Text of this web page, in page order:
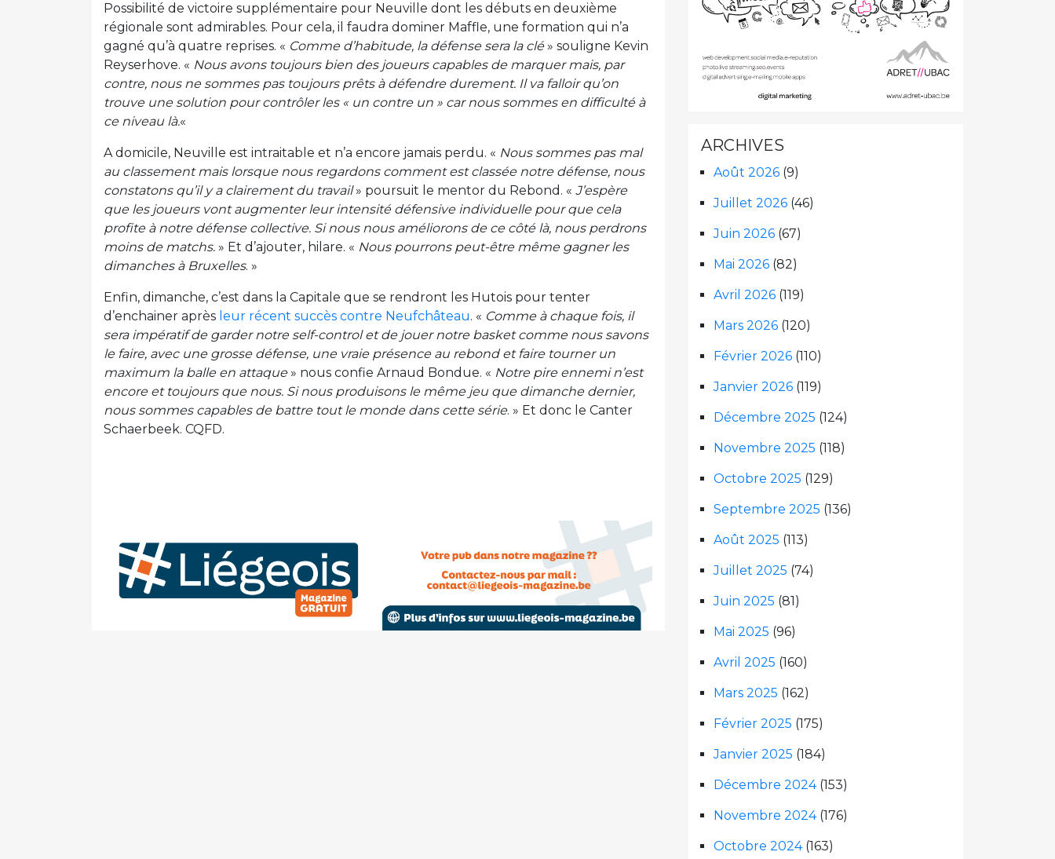
Possibilité de victoire supplémentaire pour Neuville dont les débuts en deuxième
régionale sont admirables. Pour cela, il faudra dominer Maffle, une formation qui n’a
gagné qu’à quatre reprises. « Comme d’habitude, la défense sera la clé» souligne Kevin
Reyserhove. « Nous avons toujours bien des joueurs capables de marquer mais, par
contre, nous ne sommes pas toujours prêts à défendre durement. Il va falloir qu’on
trouve une solution pour contrôler les « un contre un » car nous sommes en difficulté à
ce niveau là.«
A domicile, Neuville est intraitable et n’a encore jamais perdu. « Nous sommes pas mal
au classement mais lorsque nous regardons comment est classée notre défense, nous
constatons qu’il y a clairement du travail» poursuit le mentor du Rebond. « J’espère
que les joueurs vont augmenter leur intensité défensive individuelle pour que cela
profite à notre défense collective. Si nous nous améliorons de ce côté là, nous perdrons
moins de matchs. » Et d’ajouter, hilare. « Nous pourrons peut-être même gagner les
dimanches à Bruxelles. »
Enfin, dimanche, c’est dans la Capitale que se rendront les Hutois pour tenter
d’enchainer après leur récent succès contre Neufchâteau. « Comme à chaque fois, il
sera impératif de garder notre self-control et de jouer notre basket comme nous savons
le faire, avec une grosse défense, une vraie présence au rebond et faire tourner un
maximum la balle en attaque» nous confie Arnaud Bondue. « Notre pire ennemi n’est
encore et toujours que nous. Si nous produisons le même jeu que dimanche dernier,
nous sommes capables de battre tout le monde dans cette série. » Et donc le Canter
Schaerbeek. CQFD.
ARCHIVES
Août 2026 (9)
Juillet 2026 (46)
Juin 2026 (67)
Mai 2026 (82)
Avril 2026 (119)
Mars 2026 (120)
Février 2026 (110)
Janvier 2026 (119)
Décembre 2025 (124)
Novembre 2025 (118)
Octobre 2025 (129)
Septembre 2025 (136)
Août 2025 (113)
Juillet 2025 (74)
Juin 2025 (81)
Mai 2025 (96)
Avril 2025 (160)
Mars 2025 (162)
Février 2025 (175)
Janvier 2025 (184)
Décembre 2024(153)
Novembre 2024(176)
Octobre 2024(163)